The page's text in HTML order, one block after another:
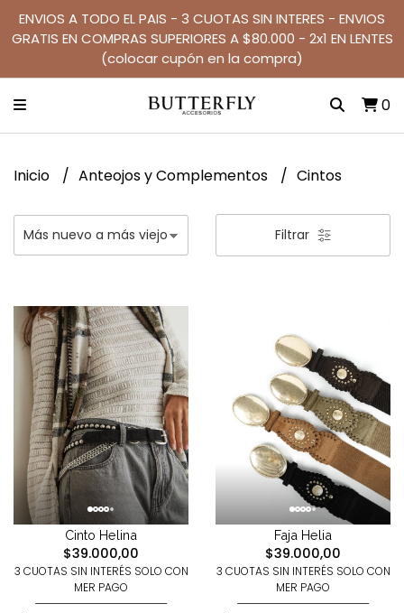
ENVIOS A TODO EL PAIS - 3 CUOTAS SIN INTERES - ENVIOS
GRATIS EN COMPRAS SUPERIORES A $80.000 - 2x1 EN LENTES
(colocar cupón en la compra)
0
Inicio Anteojos y Complementos Cintos
Filtrar
Cinto Helina
$39.000,00
3 CUOTAS SIN INTERÉS SOLO CON
MER PAGO
Faja Helia
$39.000,00
3 CUOTAS SIN INTERÉS SOLO CON
MER PAGO